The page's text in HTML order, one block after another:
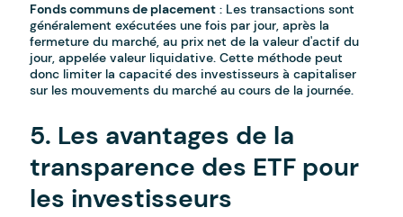
Fonds communs de placement : Les transactions sont
généralement exécutées une fois par jour, après la
fermeture du marché, au prix net de la valeur d'actif du
jour, appelée valeur liquidative. Cette méthode peut
donc limiter la capacité des investisseurs à capitaliser
sur les mouvements du marché au cours de la journée.
5. Les avantages de la
transparence des ETF pour
les investisseurs